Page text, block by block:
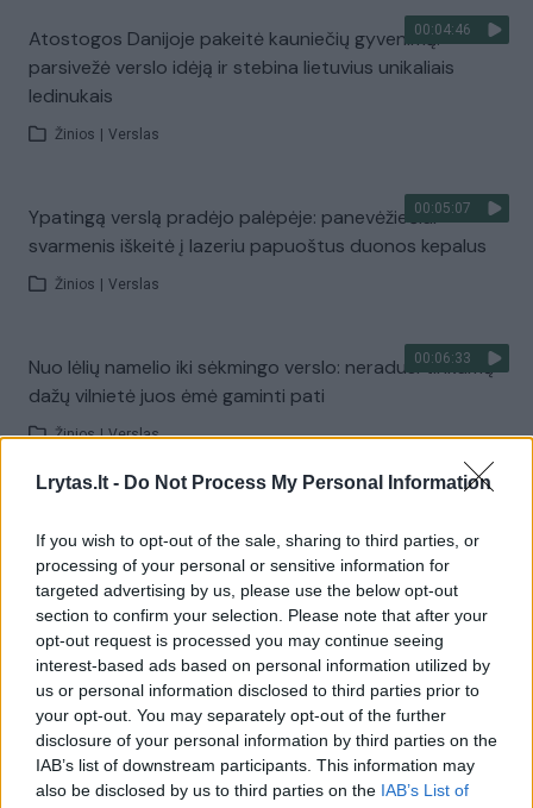
Lrytas.lt - Do Not Process My Personal Information
If you wish to opt-out of the sale, sharing to third parties, or
processing of your personal or sensitive information for
targeted advertising by us, please use the below opt-out
section to confirm your selection. Please note that after your
opt-out request is processed you may continue seeing
interest-based ads based on personal information utilized by
us or personal information disclosed to third parties prior to
your opt-out. You may separately opt-out of the further
disclosure of your personal information by third parties on the
IAB’s list of downstream participants. This information may
also be disclosed by us to third parties on the IAB’s List of
00:04:46
Atostogos Danijoje pakeitė kauniečių gyvenimą:
parsivežė verslo idėją ir stebina lietuvius unikaliais
ledinukais
Žinios Verslas
00:05:07
Ypatingą verslą pradėjo palėpėje: panevėžiečiai
svarmenis iškeitė į lazeriu papuoštus duonos kepalus
Žinios Verslas
00:06:33
Nuo lėlių namelio iki sėkmingo verslo: neradusi tinkamų
dažų vilnietė juos ėmė gaminti pati
Žinios | Verslas
muziejumi
Žinios Lietuvos diena
00:06:48
Sukūrė ramybės oazę Vilniaus pašonėje – pasigrožėti
elniais bei stovyklauti plūsta net iš užsienio
Žinios | Verslas